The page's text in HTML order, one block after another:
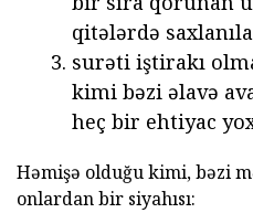
qitələrdə
surəti iştirakı
kimi bəzi əlavə
heç bir ehtiyac
Həmişə olduğu kimi, bəzi
onlardan bir siyahısı: